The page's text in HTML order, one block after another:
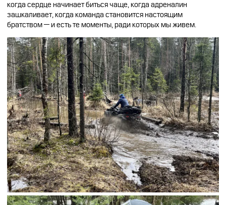
когда сердце начинает биться чаще, когда адреналин
зашкаливает, когда команда становится настоящим
братством — и есть те моменты, ради которых мы живем.